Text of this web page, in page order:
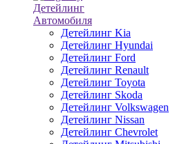
Детейлинг
Автомобиля
Детейлинг Kia
Детейлинг Hyundai
Детейлинг Ford
Детейлинг Renault
Детейлинг Toyota
Детейлинг Skoda
Детейлинг Volkswagen
Детейлинг Nissan
Детейлинг Chevrolet